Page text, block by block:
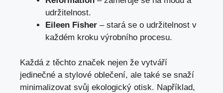
udržitelnost.
Eileen Fisher – stará se o udržitelnost v
každém kroku výrobního procesu.
Každá z těchto značek nejen že vytváří
jedinečné a stylové oblečení, ale také se snaží
minimalizovat svůj ekologický otisk. Například,